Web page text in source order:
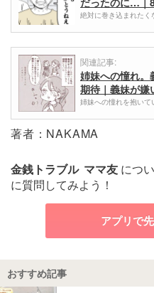
絶対に巻き込まれた
関連記事:
姉妹への憧れ。
期待｜義妹が嫌
姉妹への憧れを抱い
著者：NAKAMA
金銭トラブル ママ友 につ
に質問してみよう！
アプリで
おすすめ記事